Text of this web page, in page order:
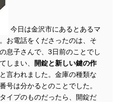
今日は金沢市にあるとあるマ
お電話をくださったのは、そ
息子さんで、3日前のことでし
しまい、
開錠と新しい鍵の作
言われました。金庫の種類な
号は分かるとのことでした。
イプのものだったら、開錠だ